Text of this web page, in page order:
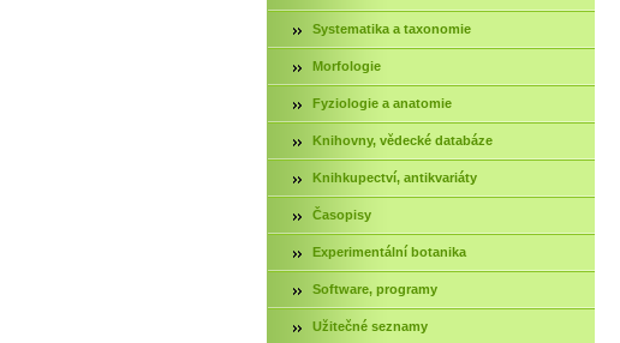
Systematika a taxonomie
Morfologie
Fyziologie a anatomie
Knihovny, vědecké databáze
Knihkupectví, antikvariáty
Časopisy
Experimentální botanika
Software, programy
Užitečné seznamy